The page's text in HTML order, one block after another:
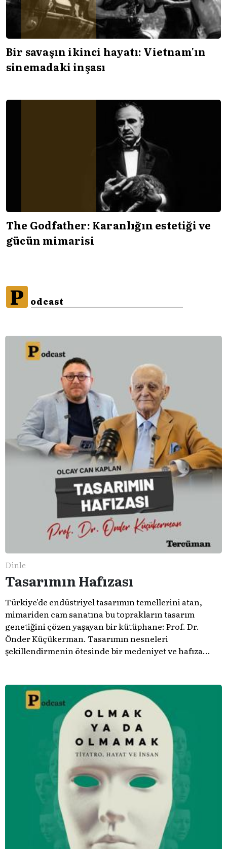
Bir savaşın ikinci hayatı: Vietnam'ın
sinemadaki inşası
The Godfather: Karanlığın estetiği ve
gücün mimarisi
P odcast
Dinle
Tasarımın Hafızası
Türkiye’de endüstriyel tasarımın temellerini atan,
mimariden cam sanatına bu toprakların tasarım
genetiğini çözen yaşayan bir kütüphane: Prof. Dr.
Önder Küçükerman. ​Tasarımın nesneleri
şekillendirmenin ötesinde bir medeniyet ve hafıza